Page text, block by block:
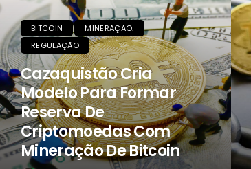
BITCOIN
MINERAÇÃO.
REGULAÇÃO
Cazaquistão Cria
Modelo Para Formar
Reserva De
Criptomoedas Com
Mineração De Bitcoin